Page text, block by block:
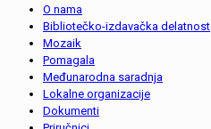
O nama
Bibliotečko-izdavačka delatnost
Mozaik
Pomagala
Međunarodna saradnja
Lokalne organizacije
Dokumenti